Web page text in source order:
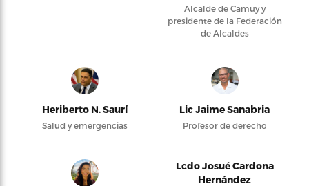
Alcalde de Camuy y
presidente de la Federación
de Alcaldes
Heriberto N. Saurí
Salud y emergencias
Lic Jaime Sanabria
Profesor de derecho
Lcdo Josué Cardona
Hernández